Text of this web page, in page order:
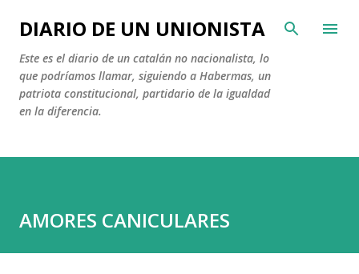
Ir al contenido principal
DIARIO DE UN UNIONISTA
Este es el diario de un catalán no nacionalista, lo
que podríamos llamar, siguiendo a Habermas, un
patriota constitucional, partidario de la igualdad
en la diferencia.
AMORES CANICULARES